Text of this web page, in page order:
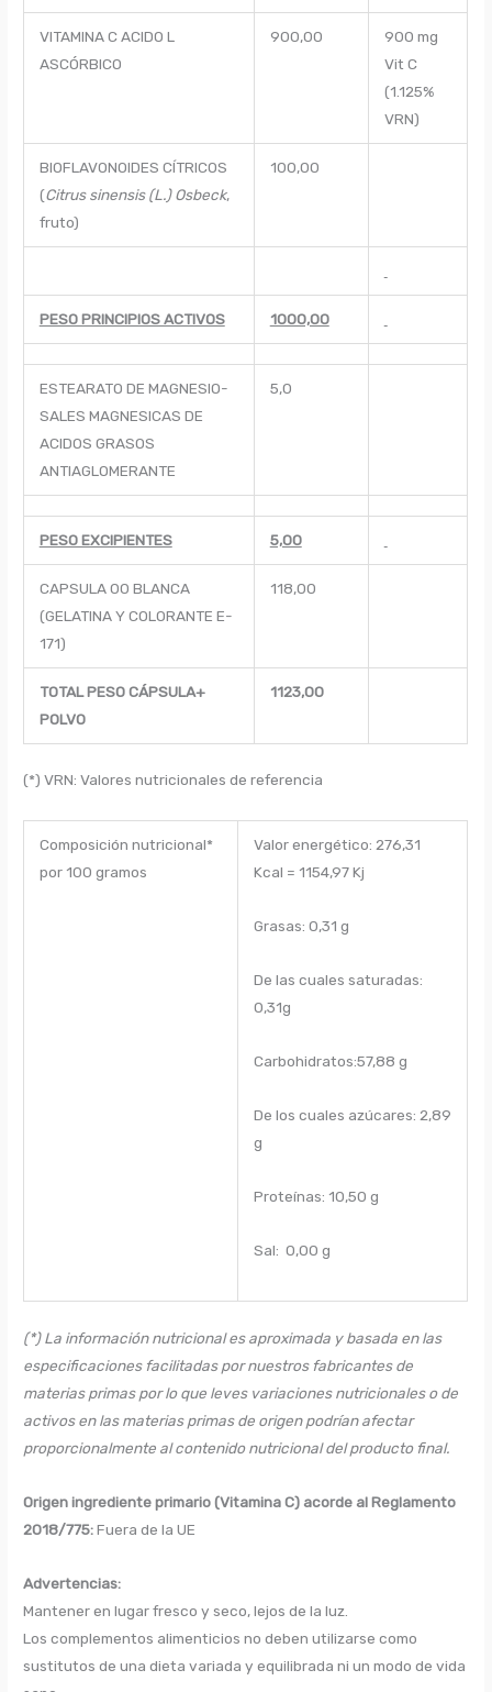
VITAMINA C ACIDO L
ASCÓRBICO
900,00
900 mg
Vit C
(1.125%
VRN)
BIOFLAVONOIDES CÍTRICOS
(Citrus sinensis (L.) Osbeck,
fruto)
100,00
PESO PRINCIPIOS ACTIVOS 1000,00
ESTEARATO DE MAGNESIO-
SALES MAGNESICAS DE
ACIDOS GRASOS
ANTIAGLOMERANTE
5,0
PESO EXCIPIENTES 5,00
CAPSULA 00 BLANCA
(GELATINA Y COLORANTE E-
171)
118,00
TOTAL PESO CÁPSULA+
POLVO
1123,00
(*) VRN: Valores nutricionales de referencia
Composición nutricional*
por 100 gramos
Valor energético: 276,31
Kcal = 1154,97 Kj
Grasas: 0,31 g
De las cuales saturadas:
0,31g
Carbohidratos:57,88 g
De los cuales azúcares: 2,89
g
Proteínas: 10,50 g
Sal: 0,00 g
(*) La información nutricional es aproximada y basada en las
especificaciones facilitadas por nuestros fabricantes de
materias primas por lo que leves variaciones nutricionales o de
activos en las materias primas de origen podrían afectar
proporcionalmente al contenido nutricional del producto final.
Origen ingrediente primario (Vitamina C) acorde al Reglamento
2018/775:Fuera de la UE
Advertencias:
Mantener en lugar fresco y seco, lejos de la luz.
Los complementos alimenticios no deben utilizarse como
sustitutos de una dieta variada y equilibrada ni un modo de vida